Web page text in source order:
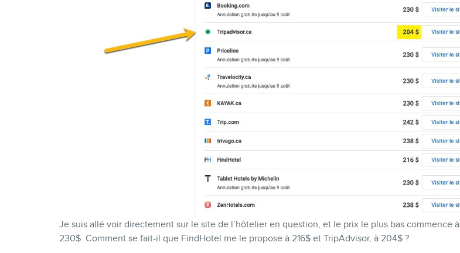
Je suis allé voir directement sur le site de l’hôtelier en question, et le prix le plus bas commence à
230$. Comment se fait-il que FindHotel me le propose à 216$ et TripAdvisor, à 204$ ?